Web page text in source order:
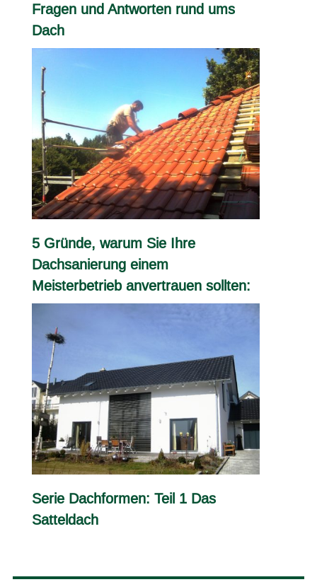
Fragen und Antworten rund ums
Dach
5 Gründe, warum Sie Ihre
Dachsanierung einem
Meisterbetrieb anvertrauen sollten:
Serie Dachformen: Teil 1 Das
Satteldach